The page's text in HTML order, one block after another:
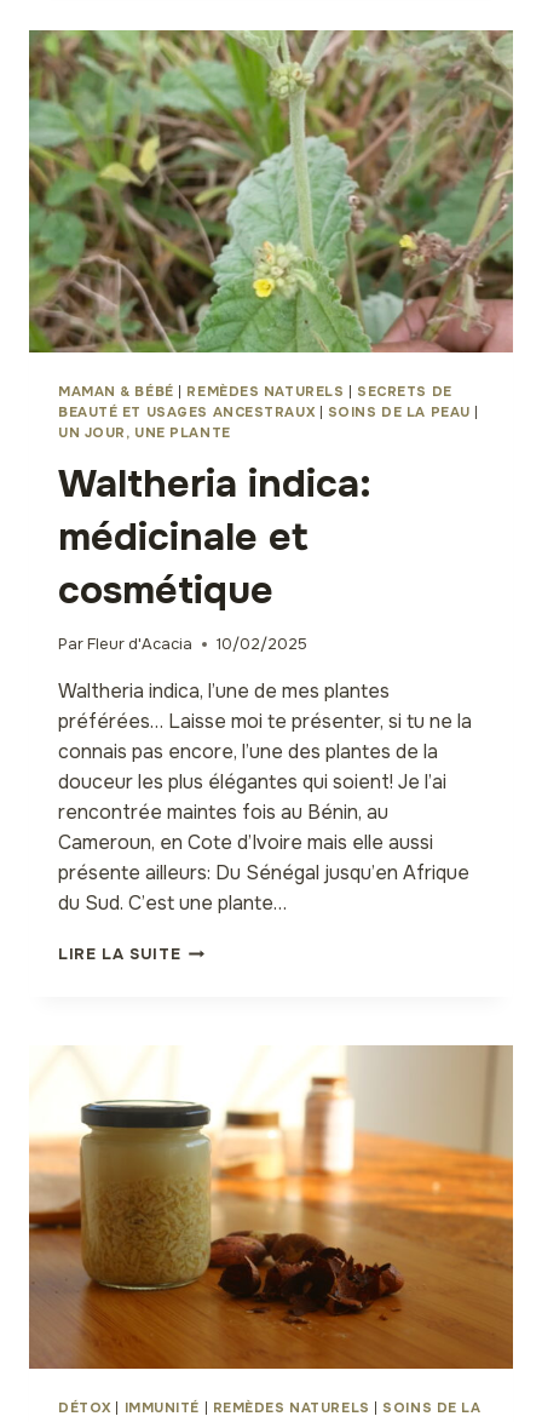
DES
CHEVEUX
MAIS
PAS
QUE!
MAMAN & BÉBÉ REMÈDES NATURELS
SECRETS DE
BEAUTÉ ET USAGES ANCESTRAUX
SOINS DE LA PEAU
UN JOUR, UNE PLANTE
Waltheria indica:
médicinale et
cosmétique
ParFleur d'Acacia 10/02/2025
Waltheria indica, l’une de mes plantes
préférées… Laisse moi te présenter, si tu ne la
connais pas encore, l’une des plantes de la
douceur les plus élégantes qui soient! Je l’ai
rencontrée maintes fois au Bénin, au
Cameroun, en Cote d’Ivoire mais elle aussi
présente ailleurs: Du Sénégal jusqu’en Afrique
du Sud. C’est une plante…
LIRE LA SUITEWALTHERIA
DÉTOX IMMUNITÉ REMÈDES NATURELS
SOINS DE LA